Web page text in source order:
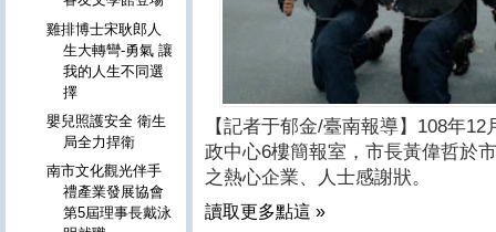
【記者于郁金/臺南報導】108年
政中心6樓簡報室，市長黃偉哲於
之熱心企業、人士感謝狀。
讀取更多點這 »
雞排博士宋耿郎人
生大轉彎-勇氣 讓
我的人生不同選
擇
嬰兒照護安全 衛生
局全力捍衛
南市文化觀光伴手
禮產業發展協會
第5屆理事長戴泳